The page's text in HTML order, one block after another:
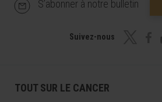
S’abonner à notre bulletin
Suivez-nous
TOUT SUR LE CANCER